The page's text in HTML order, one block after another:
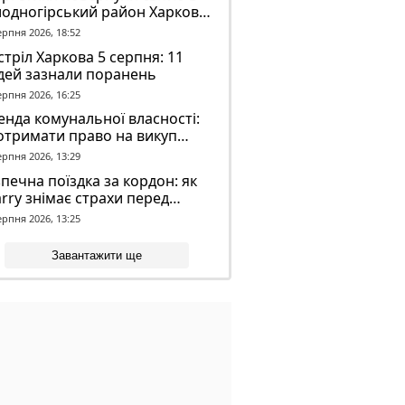
район Харкова
ворожого обстрілу
2026, 18:52
Харкова 5 серпня: 11
зазнали поранень
2026, 16:25
комунальної власності:
право на викуп
2026, 13:29
поїздка за кордон: як
знімає страхи перед
дорогою
2026, 13:25
Завантажити ще